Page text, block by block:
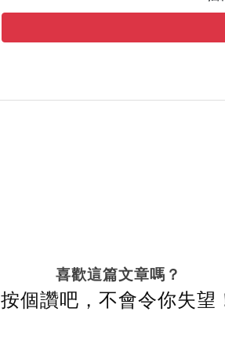
喜歡這篇文章嗎？
按個讚吧，不會令你失望